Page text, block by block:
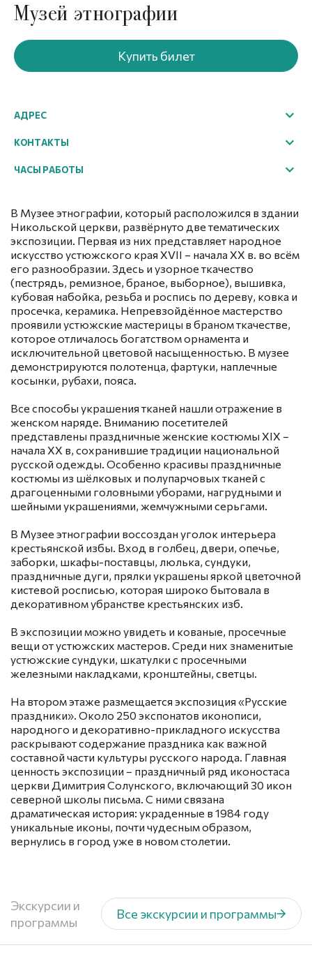
Музей этнографии
АДРЕС
г. Великий Устюг, ул. Набережная, 66
КОНТАКТЫ
+7 (81738) 2-35-76
ЧАСЫ РАБОТЫ
Купить билет
В Музее этнографии, который расположился в здании
Никольской церкви, развёрнуто две тематических
экспозиции. Первая из них представляет народное
искусство устюжского края ХVII – начала ХХ в. во всём
его разнообразии. Здесь и узорное ткачество
(пестрядь, ремизное, браное, выборное), вышивка,
кубовая набойка, резьба и роспись по дереву, ковка и
просечка, керамика. Непревзойдённое мастерство
проявили устюжские мастерицы в браном ткачестве,
которое отличалось богатством орнамента и
исключительной цветовой насыщенностью. В музее
демонстрируются полотенца, фартуки, наплечные
косынки, рубахи, пояса.
Все способы украшения тканей нашли отражение в
женском наряде. Вниманию посетителей
представлены праздничные женские костюмы ХIХ –
начала ХХ в, сохранившие традиции национальной
русской одежды. Особенно красивы праздничные
костюмы из шёлковых и полупарчовых тканей с
драгоценными головными уборами, нагрудными и
шейными украшениями, жемчужными серьгами.
В Музее этнографии воссоздан уголок интерьера
крестьянской избы. Вход в голбец, двери, опечье,
заборки, шкафы-поставцы, люлька, сундуки,
праздничные дуги, прялки украшены яркой цветочной
кистевой росписью, которая широко бытовала в
декоративном убранстве крестьянских изб.
В экспозиции можно увидеть и кованые, просечные
вещи от устюжских мастеров. Среди них знаменитые
устюжские сундуки, шкатулки с просечными
железными накладками, кронштейны, светцы.
На втором этаже размещается экспозиция «Русские
праздники». Около 250 экспонатов иконописи,
народного и декоративно-прикладного искусства
раскрывают содержание праздника как важной
составной части культуры русского народа. Главная
ценность экспозиции – праздничный ряд иконостаса
церкви Димитрия Солунского, включающий 30 икон
северной школы письма. С ними связана
драматическая история: украденные в 1984 году
уникальные иконы, почти чудесным образом,
вернулись в город уже в новом столетии.
Экскурсии и
программы
Все экскурсии и программы